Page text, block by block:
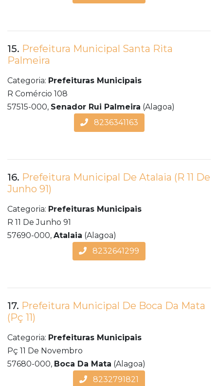
15. Prefeitura Municipal Santa Rita
Palmeira
Categoria: Prefeituras Municipais
R Comércio 108
57515-000, Senador Rui Palmeira (Alagoa)
8236341163
16. Prefeitura Municipal De Atalaia (R 11 De
Junho 91)
Categoria: Prefeituras Municipais
R 11 De Junho 91
57690-000, Atalaia (Alagoa)
8232641299
17. Prefeitura Municipal De Boca Da Mata
(Pç 11)
Categoria: Prefeituras Municipais
Pç 11 De Novembro
57680-000, Boca Da Mata (Alagoa)
8232791821